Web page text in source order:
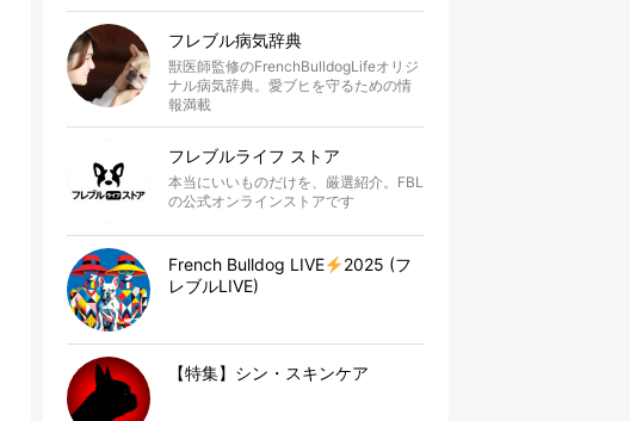
フレブル病気辞典
獣医師監修のFrenchBulldogLifeオリジ
ナル病気辞典。愛ブヒを守るための情
報満載
フレブルライフ ストア
本当にいいものだけを、厳選紹介。FBL
の公式オンラインストアです
French Bulldog LIVE
2025 (フ
レブルLIVE)
【特集】シン・スキンケア